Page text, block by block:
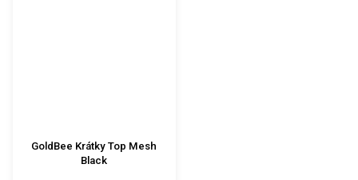
GoldBee Krátky Top Mesh
Black